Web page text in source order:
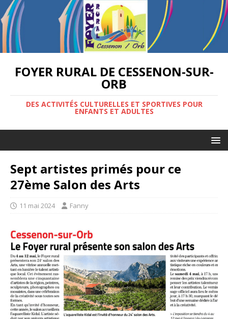
FOYER RURAL DE CESSENON-SUR-
ORB
DES ACTIVITÉS CULTURELLES ET SPORTIVES POUR
ENFANTS ET ADULTES
Sept artistes primés pour ce
27ème Salon des Arts
11 mai 2024 Fanny